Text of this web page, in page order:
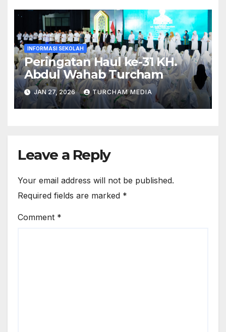
INFORMASI SEKOLAH
Peringatan Haul ke-31 KH.
Abdul Wahab Turcham
JAN 27, 2026 TURCHAM MEDIA
Leave a Reply
Your email address will not be published.
Required fields are marked *
Comment *